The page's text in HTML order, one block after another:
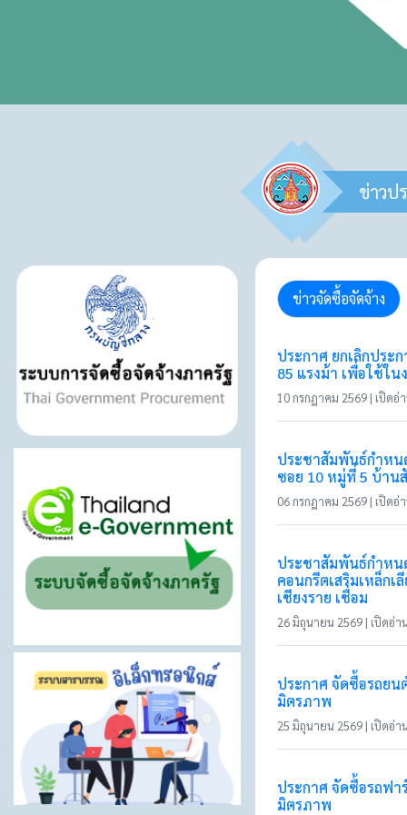
ข่าวป
ข่าวจัดซื้อจัดจ้าง
ประกาศ ยกเลิกประ
85 แรงม้า เพื่อใช้ใ
10 กรกฎาคม 2569 | เปิดอ่
ประชาสัมพันธ์กำหน
ซอย 10 หมู่ที่ 5 บ้าน
06 กรกฎาคม 2569 | เปิดอ่
ประชาสัมพันธ์กำหน
คอนกรีตเสริมเหล็ก
เชียงราย เชื่อม
26 มิถุนายน 2569 | เปิดอ่า
ประกาศ จัดซื้อรถยน
มิตรภาพ
25 มิถุนายน 2569 | เปิดอ่า
ประกาศ จัดซื้อรถฟา
มิตรภาพ